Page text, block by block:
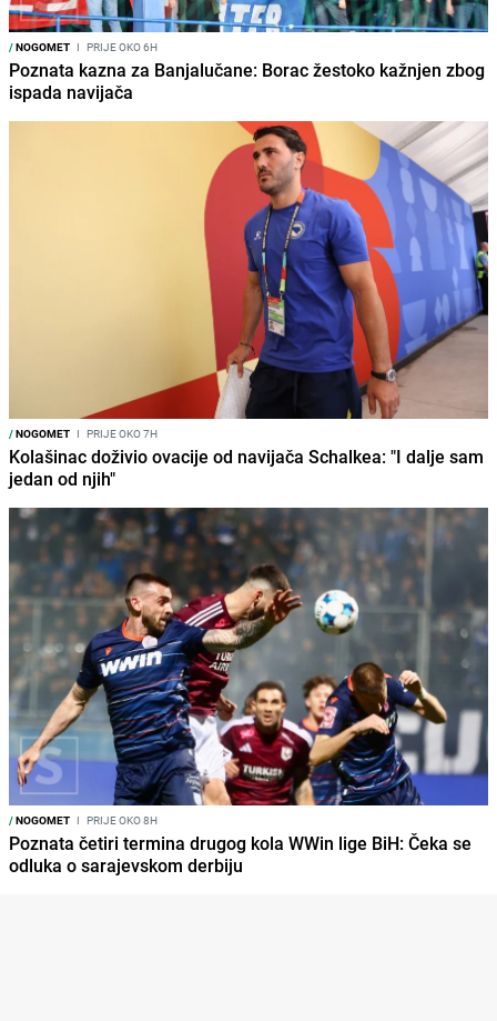
/NOGOMET I PRIJE OKO 6H
Poznata kazna za Banjalučane: Borac žestoko kažnjen zbog
ispada navijača
/NOGOMET I PRIJE OKO 7H
Kolašinac doživio ovacije od navijača Schalkea: "I dalje sam
jedan od njih"
/NOGOMET I PRIJE OKO 8H
Poznata četiri termina drugog kola WWin lige BiH: Čeka se
odluka o sarajevskom derbiju